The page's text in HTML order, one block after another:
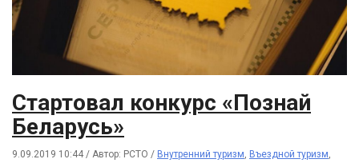
Стартовал конкурс «Познай
Беларусь»
9.09.2019 10:44 / Автор: РСТО / Внутренний туризм, Въездной туризм,